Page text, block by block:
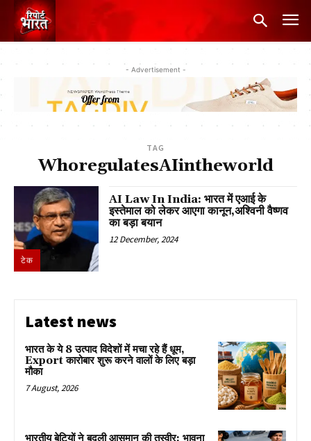
- Advertisement -
TAG
WhoregulatesAIintheworld
टेक
AI Law In India: भारत में एआई के
इस्तेमाल को लेकर आएगा कानून,अश्विनी वैष्णव
का बड़ा बयान
12 December, 2024
Latest news
भारत के ये 8 उत्पाद विदेशों में मचा रहे हैं धूम,
Export कारोबार शुरू करने वालों के लिए बड़ा
मौका
7 August, 2026
भारतीय बेटियों ने बदली आसमान की तस्वीर: भावना